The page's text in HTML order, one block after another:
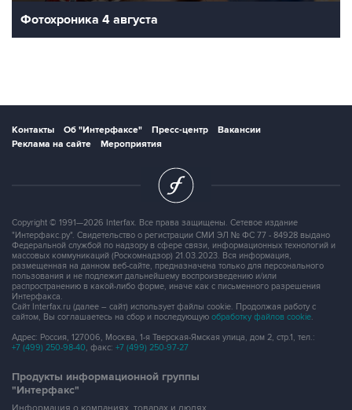
Фотохроника 4 августа
Контакты Об "Интерфаксе" Пресс-центр
Вакансии
Реклама на сайте
Мероприятия
Copyright © 1991—2026 Interfax. Все права защищены. Сетевое издание
"Интерфакс.ру". Свидетельство о регистрации СМИ ЭЛ № ФС 77 - 84928 выдано
Федеральной службой по надзору в сфере связи, информационных технологий и
массовых коммуникаций (Роскомнадзор) 21.03.2023. Вся информация,
размещенная на данном веб-сайте, предназначена только для персонального
пользования и не подлежит дальнейшему воспроизведению и/или
распространению в какой-либо форме, иначе как с письменного разрешения
Интерфакса.
Сайт Interfax.ru (далее – сайт) использует файлы cookie. Продолжая работу с
сайтом, Вы соглашаетесь на сбор и последующую обработку файлов cookie.
Адрес: Россия, 127006, Москва, 1-я Тверская-Ямская улица, дом 2, стр.1, тел.:
+7 (499) 250-98-40, факс: +7 (499) 250-97-27
Продукты информационной группы
"Интерфакс"